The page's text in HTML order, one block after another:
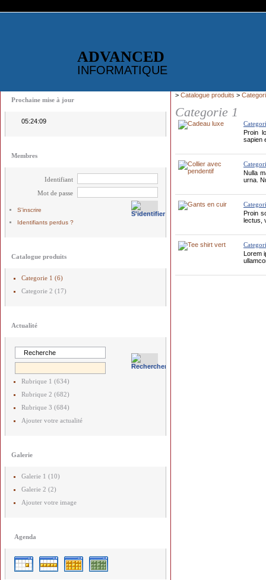
ADVANCED
INFORMATIQUE
Prochaine mise à jour
05:24:09
Membres
Identifiant
Mot de passe
S'inscrire
Identifiants perdus ?
Catalogue produits
Categorie 1 (6)
Categorie 2 (17)
Actualité
Rubrique 1 (634)
Rubrique 2 (682)
Rubrique 3 (684)
Ajouter votre actualité
Galerie
Galerie 1 (10)
Galerie 2 (2)
Ajouter votre image
Agenda
> Catalogue produits >
Categorie 1
Proin
sapien
Nulla
urna.
Proin
lectus,
Lorem